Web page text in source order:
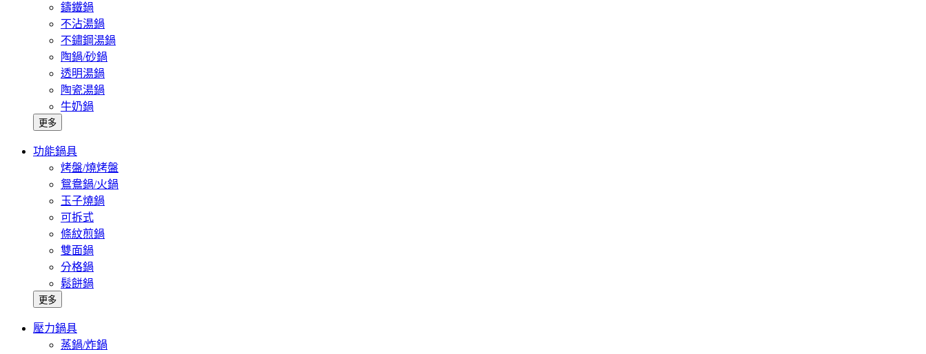
鑄鐵鍋
不沾湯鍋
不鏽鋼湯鍋
陶鍋/砂鍋
透明湯鍋
陶瓷湯鍋
牛奶鍋
更多
功能鍋具
烤盤/燒烤盤
鴛鴦鍋/火鍋
玉子燒鍋
可拆式
條紋煎鍋
雙面鍋
分格鍋
鬆餅鍋
更多
壓力鍋具
蒸鍋/炸鍋